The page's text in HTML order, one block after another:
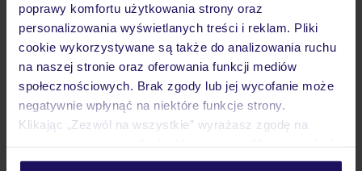
poprawy komfortu użytkowania strony oraz
personalizowania wyświetlanych treści i reklam. Pliki
cookie wykorzystywane są także do analizowania ruchu
na naszej stronie oraz oferowania funkcji mediów
społecznościowych. Brak zgody lub jej wycofanie może
negatywnie wpłynąć na niektóre funkcje strony.
Klikając „Zezwól na wszystkie” wyrażasz zgodę na
personalizować swój wybór wchodząc w zakładkę
Hotel
Pokoje